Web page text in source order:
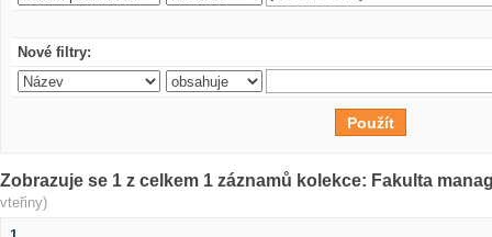
Nové filtry:
Zobrazuje se 1 z celkem 1 záznamů kolekce: Fakulta
vteřiny)